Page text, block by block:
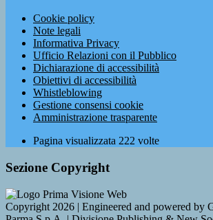
Cookie policy
Note legali
Informativa Privacy
Ufficio Relazioni con il Pubblico
Dichiarazione di accessibilità
Obiettivi di accessibilità
Whistleblowing
Gestione consensi cookie
Amministrazione trasparente
Pagina visualizzata 222 volte
Sezione Copyright
Copyright 2026 | Engineered and powered by